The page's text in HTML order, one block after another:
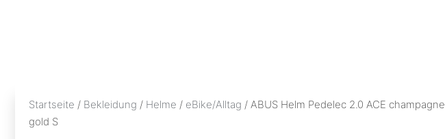
Startseite / Bekleidung / Helme / eBike/Alltag / ABUS Helm Pedelec 2.0 ACE champagne
gold S